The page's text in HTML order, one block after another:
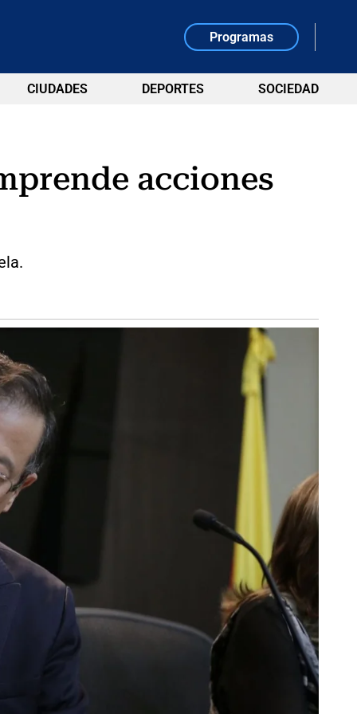
Programas
CIUDADES DEPORTES SOCIEDAD
acciones